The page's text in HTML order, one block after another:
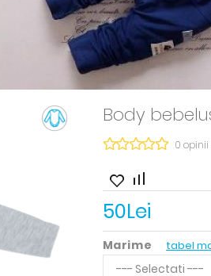
Pijamale
Salopete
Sosete
Body
0 opinii
50Lei
Marime tabel